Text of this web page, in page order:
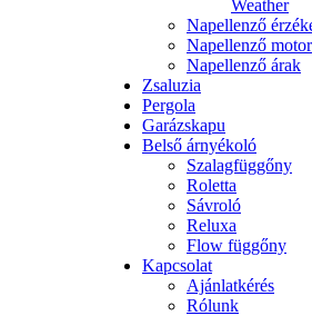
Weather
Napellenző
Napellenző motor
Napellenző árak
Zsaluzia
Pergola
Garázskapu
Belső árnyékoló
Szalagfüggőny
Roletta
Sávroló
Reluxa
Flow függőny
Kapcsolat
Ajánlatkérés
Rólunk